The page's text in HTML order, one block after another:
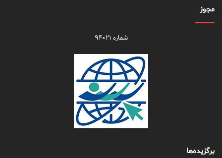
مجوز
شماره ۹۴۰۲۱
برگزیده‌ها